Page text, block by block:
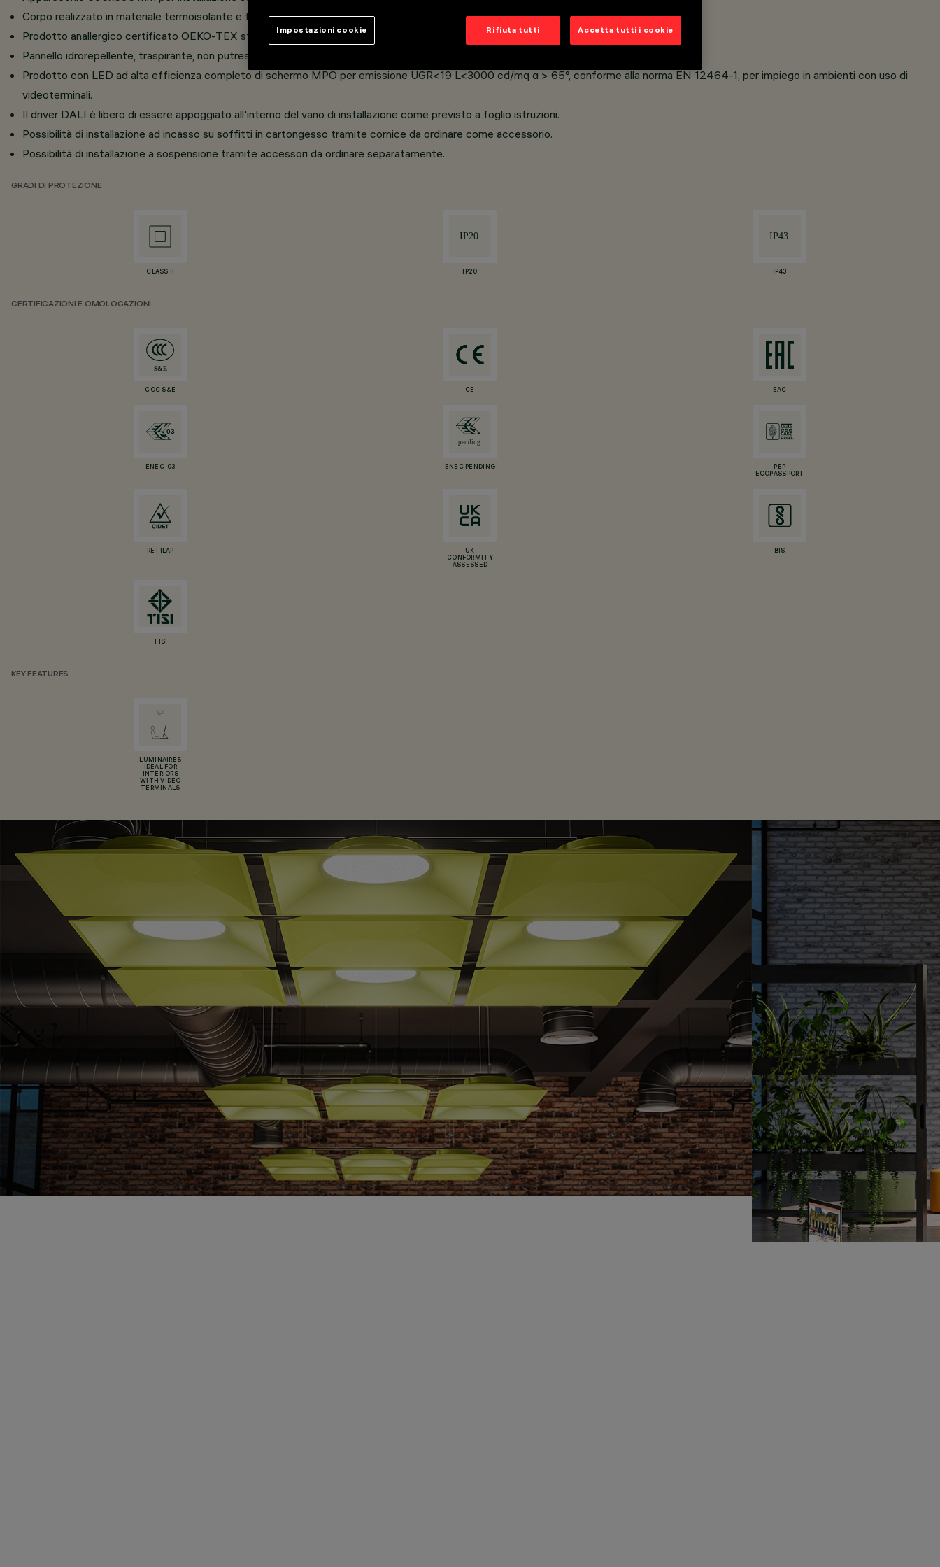
Corpo realizzato in materiale termoisolante e fonoassorbente in fibre di poliestere riciclato al 85%.
Prodotto anallergico certificato OEKO-TEX standard 100 classe I, sicuro a contatto con la pelle.
Pannello idrorepellente, traspirante, non putrescibile.
Prodotto con LED ad alta efficienza completo di schermo MPO per emissione UGR<19 L<3000 cd/mq α > 65°, conforme alla norma EN 12464-1, per impiego in ambienti con uso di
videoterminali.
Il driver DALI è libero di essere appoggiato all'interno del vano di installazione come previsto a foglio istruzioni.
Possibilità di installazione ad incasso su soffitti in cartongesso tramite cornice da ordinare come accessorio.
Possibilità di installazione a sospensione tramite accessori da ordinare separatamente.
GRADI DI PROTEZIONE
CLASS II IP20 IP43
CERTIFICAZIONI E OMOLOGAZIONI
CCC S&E CE EAC
ENEC-03 ENEC PENDING
PEP
ECOPASSPORT
RETILAP
UK
CONFORMITY
ASSESSED
BIS
TISI
KEY FEATURES
LUMINAIRES
IDEAL FOR
INTERIORS
WITH VIDEO
TERMINALS
Rifiuta tutti Accetta tutti i cookie
Impostazioni cookie